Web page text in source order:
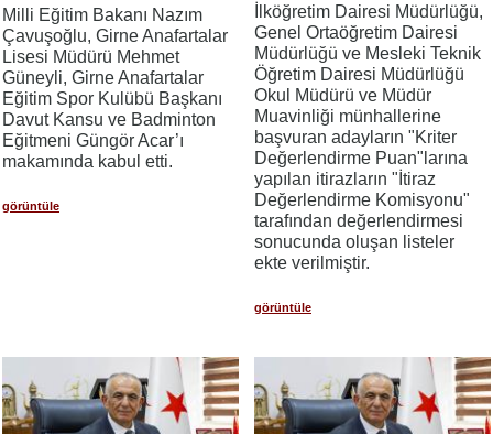
Milli Eğitim Bakanı Nazım
Çavuşoğlu, Girne Anafartalar
Lisesi Müdürü Mehmet
Güneyli, Girne Anafartalar
Eğitim Spor Kulübü Başkanı
Davut Kansu ve Badminton
Eğitmeni Güngör Acar’ı
makamında kabul etti.
görüntüle
İlköğretim Dairesi Müdürlüğü,
Genel Ortaöğretim Dairesi
Müdürlüğü ve Mesleki Teknik
Öğretim Dairesi Müdürlüğü
Okul Müdürü ve Müdür
Muavinliği münhallerine
başvuran adayların "Kriter
Değerlendirme Puan"larına
yapılan itirazların "İtiraz
Değerlendirme Komisyonu"
tarafından değerlendirmesi
sonucunda oluşan listeler
ekte verilmiştir.
görüntüle